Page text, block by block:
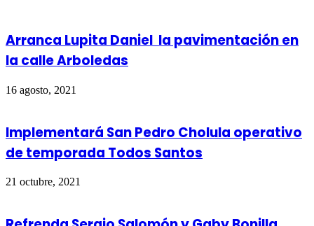
Arranca Lupita Daniel la pavimentación en
la calle Arboledas
16 agosto, 2021
Implementará San Pedro Cholula operativo
de temporada Todos Santos
21 octubre, 2021